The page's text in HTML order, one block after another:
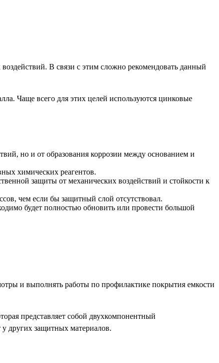
В связи с этим сложно рекомендовать данный
Чаще всего для этих целей используются цинковые
но и от образования коррозии между основанием и
химических реагентов.
защиты от механических воздействий и стойкости к
чем если бы защитный слой отсутствовал.
будет полностью обновить или провести большой
и выполнять работы по профилактике покрытия емкости
представляет собой двухкомпонентный
других защитных материалов.